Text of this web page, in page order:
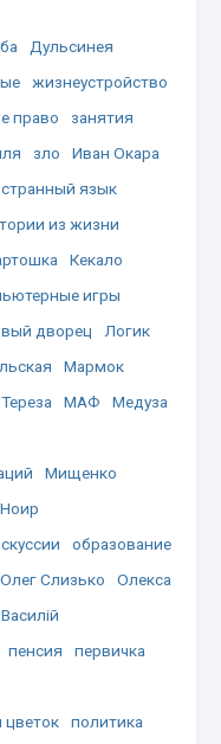
Дульсинея
жизнеустройство
право
занятия
зло
Иван Окара
язык
из жизни
Кекало
игры
дворец
Логик
Мармок
МАФ
Медуза
Мищенко
Ноир
образование
Олег Слизько
Олекса
пенсия
первичка
цветок
политика